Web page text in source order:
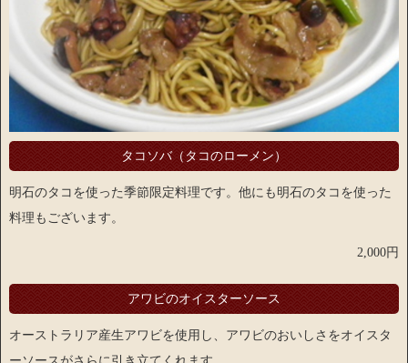
タコソバ（タコのローメン）
明石のタコを使った季節限定料理です。他にも明石のタコを使った
料理もございます。
2,000円
アワビのオイスターソース
オーストラリア産生アワビを使用し、アワビのおいしさをオイスタ